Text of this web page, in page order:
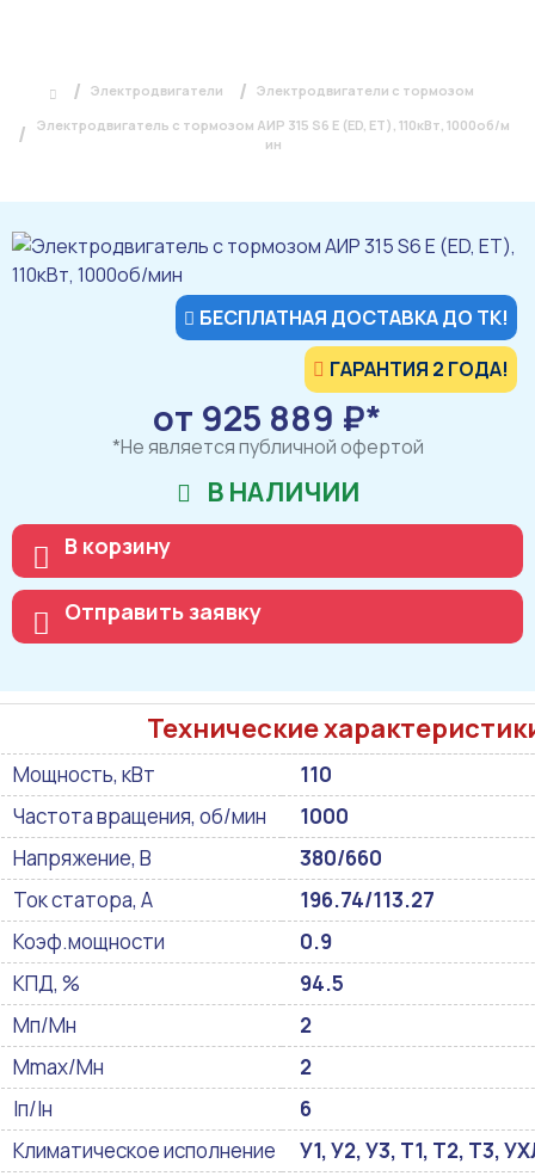
Электродвигатели
Электродвигатели с тормозом
Электродвигатель с тормозом АИР 315 S6 Е (ED, ET), 110кВт, 1000об/м
ин
БЕСПЛАТНАЯ ДОСТАВКА ДО ТК!
ГАРАНТИЯ 2 ГОДА!
от 925 889 ₽*
*Не является публичной офертой
В НАЛИЧИИ
В корзину
Отправить заявку
Технические
Мощность, кВт
110
Частота вращения, об/мин
1000
Напряжение, В
380/660
Ток статора, А
196.74/113.27
Коэф.мощности
0.9
КПД, %
94.5
Мп/Мн
2
Mmax/Mн
2
Iп/Iн
6
Климатическое исполнение
У1, У2, У3, Т1, Т2, Т3,